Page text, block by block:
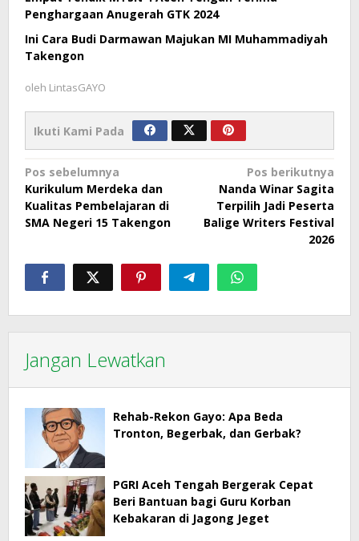
Penghargaan Anugerah GTK 2024
Ini Cara Budi Darmawan Majukan MI Muhammadiyah
Takengon
oleh LintasGAYO
Ikuti Kami Pada
Navigasi
pos
Pos sebelumnya
Kurikulum Merdeka dan
Kualitas Pembelajaran di
SMA Negeri 15 Takengon
Pos berikutnya
Nanda Winar Sagita
Terpilih Jadi Peserta
Balige Writers Festival
2026
Jangan Lewatkan
Rehab-Rekon Gayo: Apa Beda
Tronton, Begerbak, dan Gerbak?
PGRI Aceh Tengah Bergerak Cepat
Beri Bantuan bagi Guru Korban
Kebakaran di Jagong Jeget